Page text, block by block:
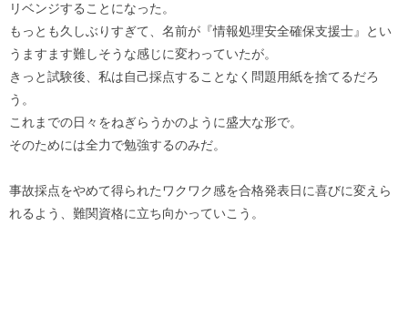
リベンジすることになった。
もっとも久しぶりすぎて、名前が『情報処理安全確保支援士』とい
うますます難しそうな感じに変わっていたが。
きっと試験後、私は自己採点することなく問題用紙を捨てるだろ
う。
これまでの日々をねぎらうかのように盛大な形で。
そのためには全力で勉強するのみだ。
事故採点をやめて得られたワクワク感を合格発表日に喜びに変えら
れるよう、難関資格に立ち向かっていこう。